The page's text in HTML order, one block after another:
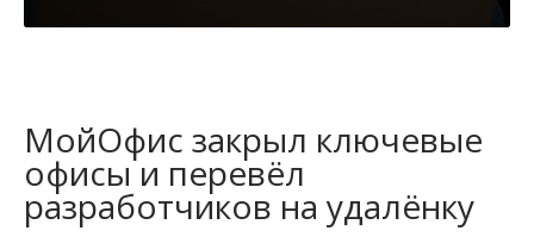
МойОфис закрыл ключевые
офисы и перевёл
разработчиков на удалёнку